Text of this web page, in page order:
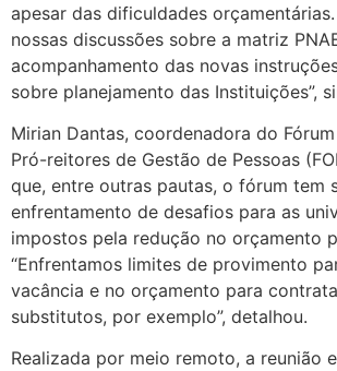
apesar das dificuldades
nossas discussões sobre a matriz
acompanhamento das novas
sobre planejamento das Instituições”,
Mirian Dantas, coordenadora do
Pró-reitores de Gestão de Pessoas
que, entre outras pautas, o fórum tem
enfrentamento de desafios para as
impostos pela redução no orçamento
“Enfrentamos limites de provimento
vacância e no orçamento para
substitutos, por exemplo”, detalhou.
Realizada por meio remoto, a reunião